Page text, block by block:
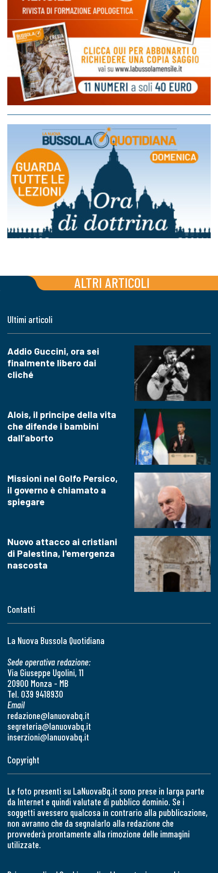
ALTRI ARTICOLI
Contatti
La Nuova Bussola Quotidiana
Sede operativa redazione:
Via Giuseppe Ugolini, 11
20900 Monza - MB
Tel. 039 9418930
Email
redazione@lanuovabq.it
segreteria@lanuovabq.it
inserzioni@lanuovabq.it
Ultimi articoli
Addio Guccini, ora sei
finalmente libero dai
cliché
Alois, il principe della vita
che difende i bambini
dall’aborto
Missioni nel Golfo Persico,
il governo è chiamato a
spiegare
Nuovo attacco ai cristiani
di Palestina, l'emergenza
nascosta
Copyright
Le foto presenti su LaNuovaBq.it sono prese in larga parte
da Internet e quindi valutate di pubblico dominio. Se i
soggetti avessero qualcosa in contrario alla pubblicazione,
non avranno che da segnalarlo alla redazione che
provvederà prontamente alla rimozione delle immagini
utilizzate.